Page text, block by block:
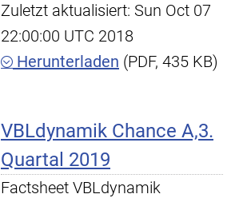
Zuletzt aktualisiert: Sun Oct 07
22:00:00 UTC 2018
Herunterladen (PDF, 435 KB)
VBLdynamik Chance A,3.
Quartal 2019
Factsheet VBLdynamik